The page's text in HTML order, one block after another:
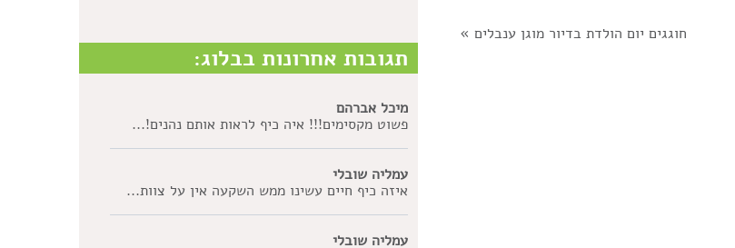
חוגגים יום הולדת בדיור מוגן ענבלים»
תגובות אחרונות בבלוג:
מיכל אברהם
פשוט מקסימים!!! איה כיף לראות אותם נהנים!...
עמליה שובלי
איזה כיף חיים עשינו ממש השקעה אין על צוות...
עמליה שובלי